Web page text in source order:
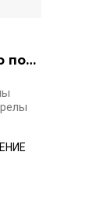
90020173 Гидроцилиндр подъема стрелы (ИТГ-140-80-1230)